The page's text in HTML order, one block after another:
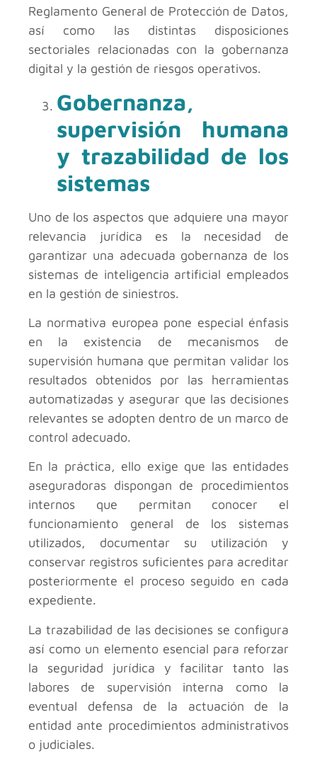
Reglamento General de Protección de Datos,
así como las distintas disposiciones
sectoriales relacionadas con la gobernanza
digital y la gestión de riesgos operativos.
Gobernanza,
supervisión humana
y trazabilidad de los
sistemas
Uno de los aspectos que adquiere una mayor
relevancia jurídica es la necesidad de
garantizar una adecuada gobernanza de los
sistemas de inteligencia artificial empleados
en la gestión de siniestros.
La normativa europea pone especial énfasis
en la existencia de mecanismos de
supervisión humana que permitan validar los
resultados obtenidos por las herramientas
automatizadas y asegurar que las decisiones
relevantes se adopten dentro de un marco de
control adecuado.
En la práctica, ello exige que las entidades
aseguradoras dispongan de procedimientos
internos que permitan conocer el
funcionamiento general de los sistemas
utilizados, documentar su utilización y
conservar registros suficientes para acreditar
posteriormente el proceso seguido en cada
expediente.
La trazabilidad de las decisiones se configura
así como un elemento esencial para reforzar
la seguridad jurídica y facilitar tanto las
labores de supervisión interna como la
eventual defensa de la actuación de la
entidad ante procedimientos administrativos
o judiciales.